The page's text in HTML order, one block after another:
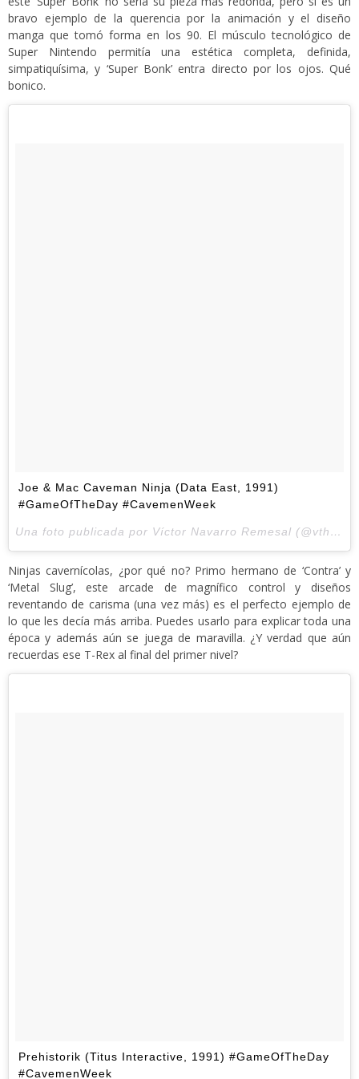
bravo ejemplo de la querencia por la animación y el diseño
manga que tomó forma en los 90. El músculo tecnológico de
Super Nintendo permitía una estética completa, definida,
simpatiquísima, y ‘Super Bonk’ entra directo por los ojos. Qué
bonico.
Joe & Mac Caveman Ninja (Data East, 1991)
#GameOfTheDay #CavemenWeek
Una foto publicada por Víctor Navarro Remesal (@vthewanderer) el
Ninjas cavernícolas, ¿por qué no? Primo hermano de ‘Contra’ y
‘Metal Slug’, este arcade de magnífico control y diseños
reventando de carisma (una vez más) es el perfecto ejemplo de
lo que les decía más arriba. Puedes usarlo para explicar toda una
época y además aún se juega de maravilla. ¿Y verdad que aún
recuerdas ese T-Rex al final del primer nivel?
Prehistorik (Titus Interactive, 1991) #GameOfTheDay
#CavemenWeek